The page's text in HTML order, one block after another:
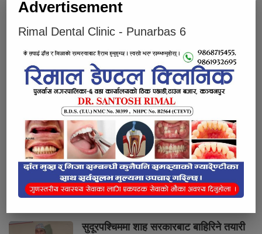
भर्खरै लोकप्रिय प्रतिक्रियाहरु
सुनचाँदीको मूल्यमा सामान्य उतार चढाव
केजी अस्पतालमा उपचार विवाद, डाक्टरमाथि
उठ्यो प्रश्न
टेस्ट ड्राइभ भन्दै मोटरसाइकल लिएर युवक
फरार, अत्तरियाका व्यवसायी अचम्ममा!
सुदूरपश्चिममा शाह सरकारबाट बाहिरिने तयारी
Advertisement
Rimal Dental Clinic - Punarbas 6